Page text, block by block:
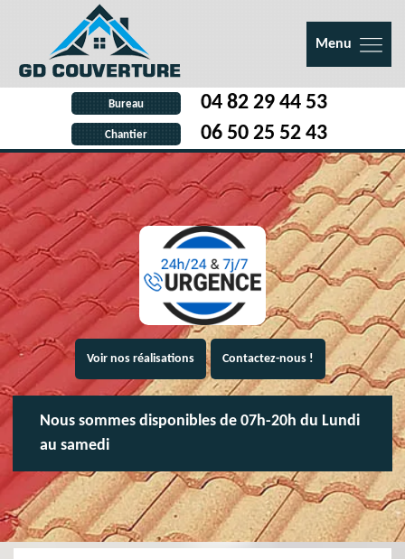
Menu
Bureau 04 82 29 44 53
Chantier 06 50 25 52 43
Voir nos réalisations Contactez-nous !
Nous sommes disponibles de 07h-20h du Lundi
au samedi